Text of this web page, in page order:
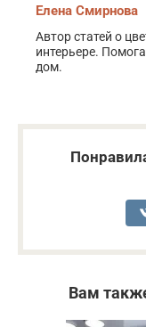
Елена Смирнова
Автор статей о
интерьере.
дом.
Вам